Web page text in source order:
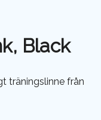
Black
träningslinne från